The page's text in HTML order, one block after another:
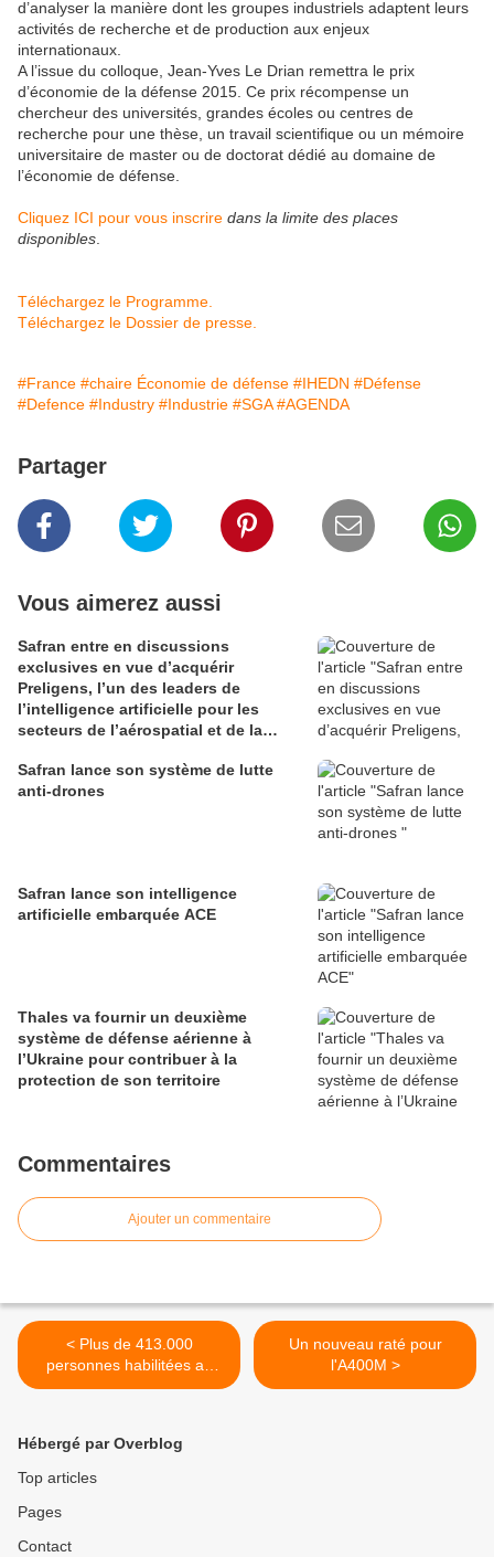
d’analyser la manière dont les groupes industriels adaptent leurs
activités de recherche et de production aux enjeux
internationaux.
A l’issue du colloque, Jean-Yves Le Drian remettra le prix
d’économie de la défense 2015. Ce prix récompense un
chercheur des universités, grandes écoles ou centres de
recherche pour une thèse, un travail scientifique ou un mémoire
universitaire de master ou de doctorat dédié au domaine de
l’économie de défense.
Cliquez ICI pour vous inscrire dans la limite des places
disponibles
Téléchargez le Programme.
Téléchargez le Dossier de presse.
#France #chaire Économie de défense #IHEDN #Défense
#Defence #Industry #Industrie #SGA #AGENDA
Partager
Vous aimerez aussi
Safran entre en discussions
exclusives en vue d’acquérir
Preligens, l’un des leaders de
l’intelligence artificielle pour les
secteurs de l’aérospatial et de la
Safran lance son système de lutte
anti-drones
Safran lance son intelligence
artificielle embarquée ACE
Thales va fournir un deuxième
système de défense aérienne à
l’Ukraine pour contribuer à la
protection de son territoire
Commentaires
Ajouter un commentaire
< Plus de 413.000
personnes habilitées au
secret de la défense
Un nouveau raté pour
l'A400M >
Hébergé par Overblog
Top articles
Pages
Contact